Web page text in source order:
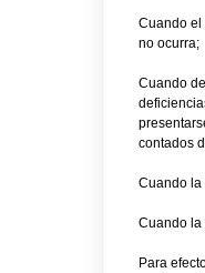
Cuando el
no ocurra;
Cuando
contados
Cuando la
Cuando la
Para